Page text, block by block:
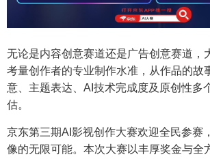
无论是内容创意赛道还是广告创意赛道，
考量创作者的专业制作水准，从作品的故
意、主题表达、AI技术完成度及原创性多
估。
京东第三期AI影视创作大赛欢迎全民参赛
像的无限可能。本次大赛以丰厚奖金与全